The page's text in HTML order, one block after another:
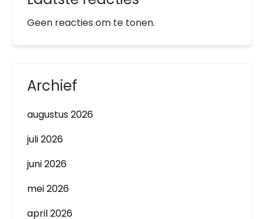
Geen reacties om te tonen.
Archief
augustus 2026
juli 2026
juni 2026
mei 2026
april 2026